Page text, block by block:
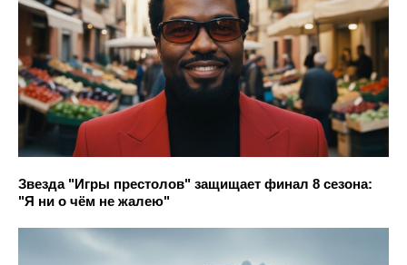
Звезда "Игры престолов" защищает финал 8 сезона:
"Я ни о чём не жалею"